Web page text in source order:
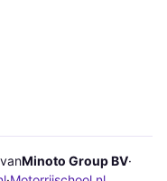
Minoto Group BV·